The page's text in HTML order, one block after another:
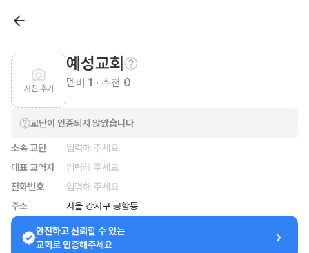
사진 추가
예성교회
멤버 1 · 추천 0
교단이 인증되지 않았습니다
소속 교단
입력해 주세요
대표 교역자
입력해 주세요
전화번호
입력해 주세요
주소
서울 강서구 공항동
안전하고 신뢰할 수 있는
교회로 인증해주세요